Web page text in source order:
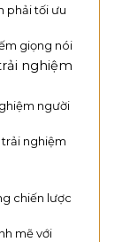
phải tối ưu
giọng nói
nghiệm
người
nghiệm
chiến lược
mẽ với